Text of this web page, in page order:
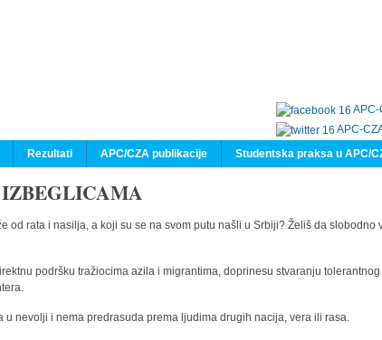
APC-
APC-
Rezultati APC/CZA publikacije Studentska praksa u APC/
rata i nasilja, a koji su se na svom putu našli u Srbiji? Želiš da slobodno
podršku tražiocima azila i migrantima, doprinesu stvaranju
nevolji i nema predrasuda prema ljudima drugih nacija, vera ili rasa.